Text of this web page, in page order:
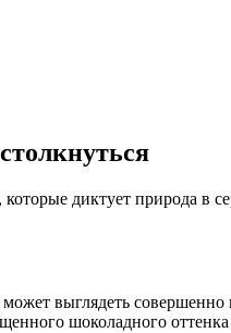
диктует природа
выглядеть
шоколадного